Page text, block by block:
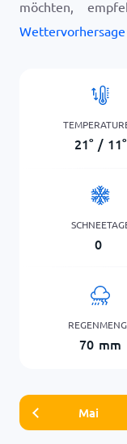
möchten,
21° / 11°
0
70 mm
Mai